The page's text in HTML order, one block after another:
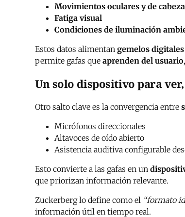
Movimientos oculares y de cabeza
Fatiga visual
Condiciones de iluminación
Estos datos alimentan gemelos digitales
permite gafas que aprenden del usuario
Un solo dispositivo para
Otro salto clave es la convergencia entre
Micrófonos direccionales
Altavoces de oído abierto
Asistencia auditiva configurable
Esto convierte a las gafas en un
que priorizan información relevante.
Zuckerberg lo define como el “formato
información útil en tiempo real.